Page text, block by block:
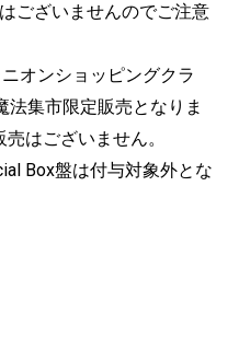
ございませんのでご注意
オンショッピングクラ
法集市限定販売となりま
はございません。
Box盤は付与対象外とな